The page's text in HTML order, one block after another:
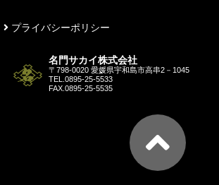
名門サカイ株式会社
〒798-0020 愛媛県宇和島市高串2－1045
TEL. 0895-25-5533
FAX.0895-25-5535
プライバシーポリシー